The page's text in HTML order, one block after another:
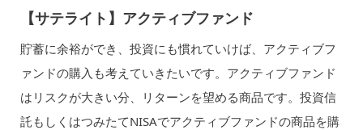
【サテライト】アクティブファンド
貯蓄に余裕ができ、投資にも慣れていけば、アクティブフ
ァンドの購入も考えていきたいです。アクティブファンド
はリスクが大きい分、リターンを望める商品です。投資信
託もしくはつみたてNISAでアクティブファンドの商品を購